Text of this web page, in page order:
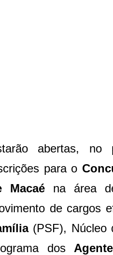
abertas, no
para o
Macaé na área
de cargos
(PSF), Núcleo
dos